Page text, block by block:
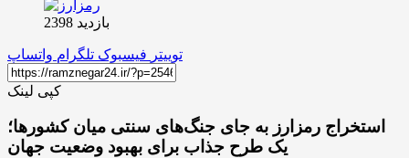
بازدید 2398
توییتر فیسبوک تلگرام واتساپ
کپی لینک
استخراج رمزارز به جای جنگ‌های سنتی میان کشورها؛
یک طرح جذاب برای بهبود وضعیت جهان